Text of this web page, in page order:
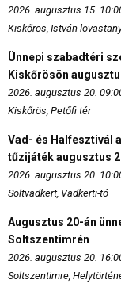
2026. augusztus 15.
Kiskőrös, István
Ünnepi szabadtéri
Kiskőrösön
2026. augusztus 20.
Kiskőrös, Petőfi tér
Vad- és Halfesztivál
tűzijáték augusztus
2026. augusztus 20.
Soltvadkert, Vadkerti-tó
Augusztus 20-án
Soltszentimrén
2026. augusztus 20.
Soltszentimre,